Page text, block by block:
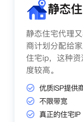
静态
静态住宅代理
商计划分配给
住宅ip，这种
度较高。
优质ISP提供
不限带宽
真正的住宅IP